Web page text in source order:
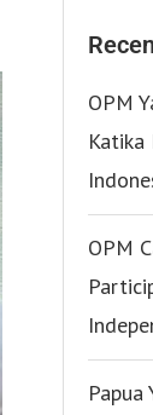
OPM
Katika
OPM